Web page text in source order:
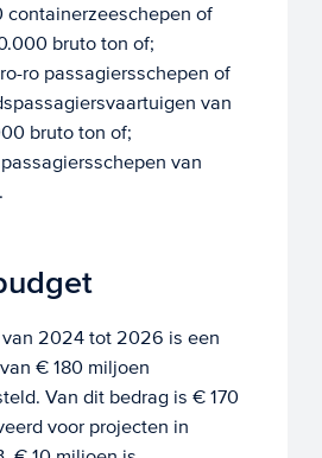
containerzeeschepen of
bruto ton of;
ro passagiersschepen of
van
bruto ton of;
van
2024 tot 2026 is een
€ 180 miljoen
Van dit bedrag is € 170
voor projecten in